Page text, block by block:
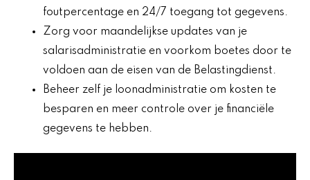
foutpercentage en 24/7 toegang tot gegevens.
Zorg voor maandelijkse updates van je
salarisadministratie en voorkom boetes door te
voldoen aan de eisen van de Belastingdienst.
Beheer zelf je loonadministratie om kosten te
besparen en meer controle over je financiële
gegevens te hebben.